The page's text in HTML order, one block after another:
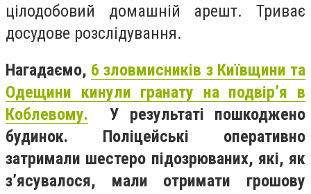
цілодобовий домашній арешт. Триває
досудове розслідування.
Нагадаємо, 6 зловмисників з Київщини та
Одещини кинули гранату на подвір’я в
Коблевому. У результаті пошкоджено
будинок. Поліцейські оперативно
затримали шестеро підозрюваних, які, як
з’ясувалося, мали отримати грошову